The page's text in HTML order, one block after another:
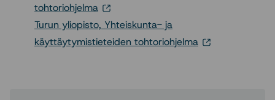
tohtoriohjelma
Turun yliopisto, Yhteiskunta- ja
käyttäytymistieteiden tohtoriohjelma